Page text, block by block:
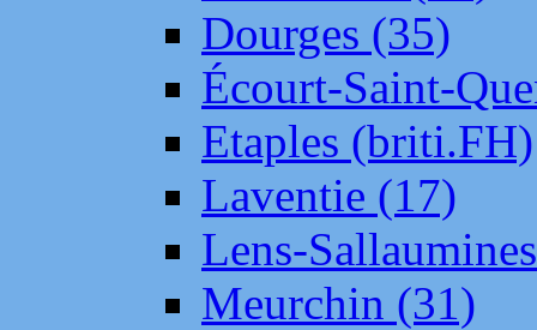
Dourges (35)
Écourt-Saint-
Etaples (briti.FH)
Laventie (17)
Lens-
Meurchin (31)